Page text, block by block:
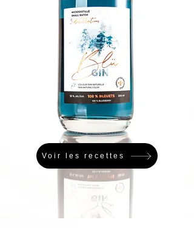
Voir les recettes